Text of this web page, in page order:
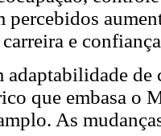
percebidos
e
adaptabilidade
que embasa o
As